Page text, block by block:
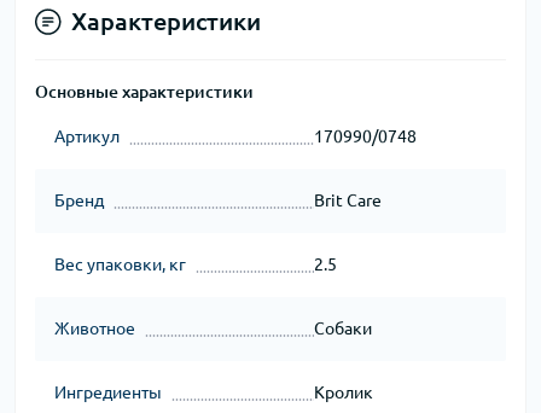
Характеристики
Основные характеристики
Артикул 170990/0748
Бренд Brit Care
Вес упаковки, кг 2.5
Животное Собаки
Ингредиенты Кролик